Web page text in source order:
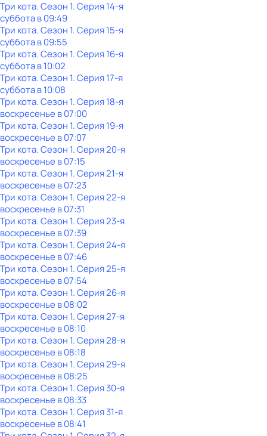
Три кота. Сезон 1. Серия 14-я
субботав09:49
Три кота. Сезон 1. Серия 15-я
субботав09:55
Три кота. Сезон 1. Серия 16-я
субботав10:02
Три кота. Сезон 1. Серия 17-я
субботав10:08
Три кота. Сезон 1. Серия 18-я
воскресенье в07:00
Три кота. Сезон 1. Серия 19-я
воскресенье в07:07
Три кота. Сезон 1. Серия 20-я
воскресенье в07:15
Три кота. Сезон 1. Серия 21-я
воскресенье в07:23
Три кота. Сезон 1. Серия 22-я
воскресенье в07:31
Три кота. Сезон 1. Серия 23-я
воскресенье в07:39
Три кота. Сезон 1. Серия 24-я
воскресенье в07:46
Три кота. Сезон 1. Серия 25-я
воскресенье в07:54
Три кота. Сезон 1. Серия 26-я
воскресенье в08:02
Три кота. Сезон 1. Серия 27-я
воскресенье в08:10
Три кота. Сезон 1. Серия 28-я
воскресенье в08:18
Три кота. Сезон 1. Серия 29-я
воскресенье в08:25
Три кота. Сезон 1. Серия 30-я
воскресенье в08:33
Три кота. Сезон 1. Серия 31-я
воскресенье в08:41